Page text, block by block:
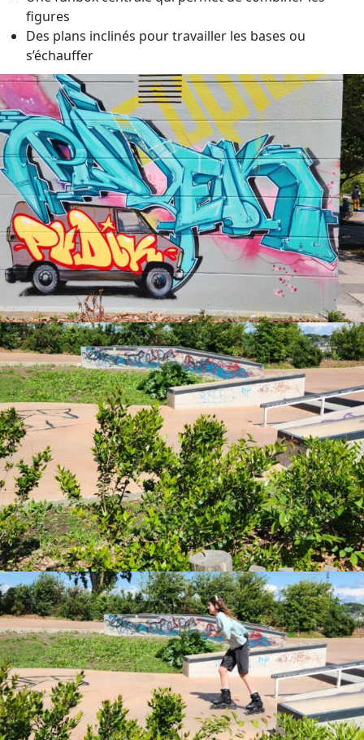
figures
Des plans inclinés pour travailler les bases ou
s’échauffer